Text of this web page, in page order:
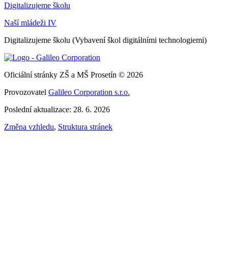
Digitalizujeme školu
Naší mládeži IV
Digitalizujeme školu (Vybavení škol digitálními technologiemi)
Oficiální stránky ZŠ a MŠ Prosetín © 2026
Provozovatel Galileo Corporation s.r.o.
Poslední aktualizace: 28. 6. 2026
Změna vzhledu, Struktura stránek